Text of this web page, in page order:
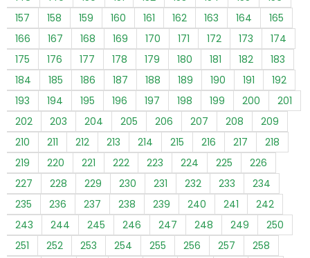
157
158 159 160 161 162 163 164
165
166
167 168 169 170 171 172 173
174
175
176 177 178 179 180 181 182
183
184
185 186 187 188 189 190 191
192
193
194 195 196 197 198 199 200
201
202
203 204 205 206 207 208
209
210
211 212 213 214 215 216 217
218
219
220 221 222 223 224 225
226
227
228 229 230 231 232 233
234
235
236 237 238 239 240 241
242
243
244 245 246 247 248 249
250
251
252 253 254 255 256 257
258